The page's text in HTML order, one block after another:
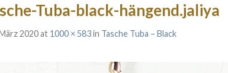
Tuba-black-hängend.jaliya
2020at 1000 × 583in Tasche Tuba – Black